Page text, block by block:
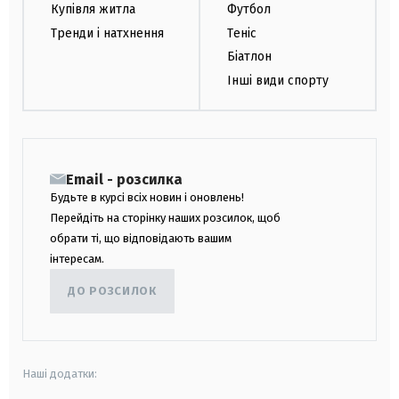
Купівля житла
Тренди і натхнення
Футбол
Теніс
Біатлон
Інші види спорту
Email - розсилка
Будьте в курсі всіх новин і оновлень!
Перейдіть на сторінку наших розсилок, щоб
обрати ті, що відповідають вашим
інтересам.
ДО РОЗСИЛОК
Наші додатки: